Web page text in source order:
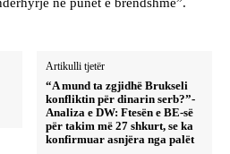
Artikulli tjetër
“A mund ta zgjidhë Brukseli
konfliktin për dinarin serb?”-
Analiza e DW: Ftesën e BE-së
për takim më 27 shkurt, se ka
konfirmuar asnjëra nga palët